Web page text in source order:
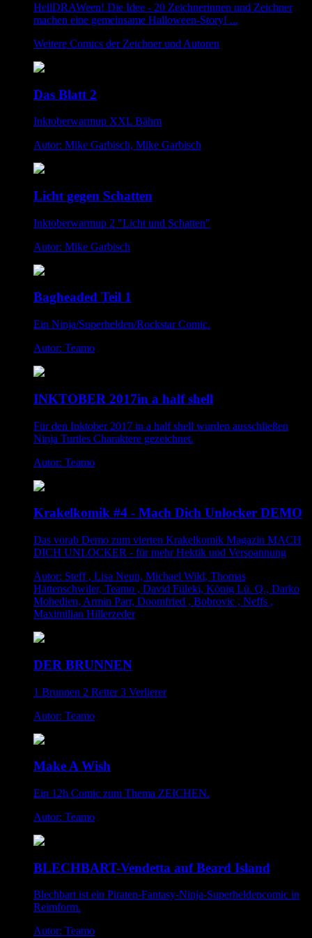
HellDRAWeen! Die Idee - 20 Zeichnerinnen und Zeichner
machen eine gemeinsame Halloween-Story! ...
Weitere Comics der Zeichner und Autoren
Das Blatt 2
Inktoberwarmup XXL Bähm
Autor: Mike Garbisch, Mike Garbisch
Licht gegen Schatten
Inktoberwarmup 2 "Licht und Schatten"
Autor: Mike Garbisch
Bagheaded Teil 1
Ein Ninja/Superhelden/Rockstar Comic.
Autor: Teamo
INKTOBER 2017in a half shell
Für den Inktober 2017 in a half shell wurden ausschließen
Ninja Turtles Charaktere gezeichnet.
Autor: Teamo
Krakelkomik #4 - Mach Dich Unlocker DEMO
Das vorab Demo zum vierten Krakelkomik Magazin MACH
DICH UNLOCKER - für mehr Hektik und Verspannung
Autor: Steff , Lisa Neun, Michael Wild, Thomas
Hättenschwiler, Teamo , David Füleki, König Lü. Q., Darko
Mohedien, Armin Parr, Doomfried , Bobrovic , Neffs ,
Maximilian Hillerzeder
DER BRUNNEN
1 Brunnen 2 Retter 3 Verlierer
Autor: Teamo
Make A Wish
Ein 12h Comic zum Thema ZEICHEN.
Autor: Teamo
BLECHBART-Vendetta auf Beard Island
Blechbart ist ein Piraten-Fantasy-Ninja-Superheldencomic in
Reimform.
Autor: Teamo